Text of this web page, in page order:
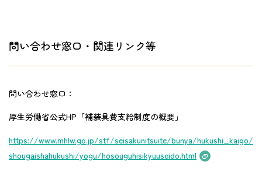
問い合わせ窓口・関連リンク等
問い合わせ窓口：
厚生労働省公式HP「補装具費支給制度の概要」
https://www.mhlw.go.jp/stf/seisakunitsuite/bunya/hukushi_kaigo/
shougaishahukushi/yogu/hosouguhisikyuuseido.html